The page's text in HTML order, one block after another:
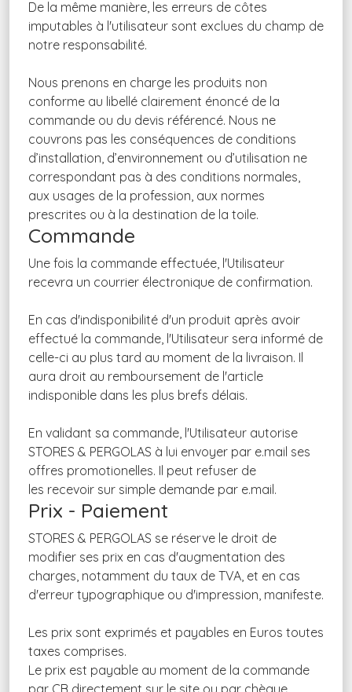
De la même manière, les erreurs de côtes
imputables à l'utilisateur sont exclues du champ de
notre responsabilité.
Nous prenons en charge les produits non
conforme au libellé clairement énoncé de la
commande ou du devis référencé. Nous ne
couvrons pas les conséquences de conditions
d’installation, d’environnement ou d’utilisation ne
correspondant pas à des conditions normales,
aux usages de la profession, aux normes
prescrites ou à la destination de la toile.
Commande
Une fois la commande effectuée, l'Utilisateur
recevra un courrier électronique de confirmation.
En cas d'indisponibilité d'un produit après avoir
effectué la commande, l'Utilisateur sera informé de
celle-ci au plus tard au moment de la livraison. Il
aura droit au remboursement de l'article
indisponible dans les plus brefs délais.
En validant sa commande, l'Utilisateur autorise
STORES & PERGOLAS à lui envoyer par e.mail ses
offres promotionelles. Il peut refuser de
les recevoir sur simple demande par e.mail.
Prix - Paiement
STORES & PERGOLAS se réserve le droit de
modifier ses prix en cas d'augmentation des
charges, notamment du taux de TVA, et en cas
d'erreur typographique ou d'impression, manifeste.
Les prix sont exprimés et payables en Euros toutes
taxes comprises.
Le prix est payable au moment de la commande